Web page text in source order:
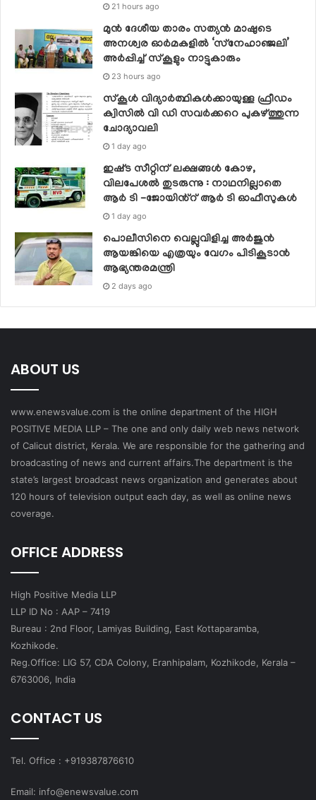
21 hours ago
മുൻ ദേശീയ താരം സത്യൻ മാഷുടെ
അനശ്വര ഓർമകളിൽ ‘സ്‌നേഹാഞ്ജലി’
അർപ്പിച്ച് സ്കൂളും നാട്ടുകാരും
23 hours ago
സ്‌കൂള്‍ വിദ്യാര്‍ത്ഥികള്‍ക്കായുള്ള ഫ്രീഡം
ക്വിസില്‍ വി ഡി സവര്‍ക്കറെ പുകഴ്ത്തുന്ന
ചോദ്യാവലി
1 day ago
ഇഷ്‌ട സീറ്റിന് ലക്ഷങ്ങൾ കോഴ,
വിലപേശൽ തുടരുന്നു : നാഥനില്ലാതെ
ആർ ടി -ജോയിൻ്റ് ആർ ടി ഓഫീസുകൾ
1 day ago
പൊലീസിനെ വെല്ലുവിളിച്ച അര്‍ജുന്‍
ആയങ്കിയെ എത്രയും വേഗം പിടികൂടാന്‍
ആഭ്യന്തരമന്ത്രി
2 days ago
ABOUT US
www.enewsvalue.com is the online department of the HIGH
POSITIVE MEDIA LLP – The one and only daily web news network
of Calicut district, Kerala. We are responsible for the gathering and
broadcasting of news and current affairs.The department is the
state’s largest broadcast news organization and generates about
120 hours of television output each day, as well as online news
coverage.
OFFICE ADDRESS
High Positive Media LLP
LLP ID No : AAP – 7419
Bureau : 2nd Floor, Lamiyas Building, East Kottaparamba,
Kozhikode.
Reg.Office: LIG 57, CDA Colony, Eranhipalam, Kozhikode, Kerala –
6763006, India
CONTACT US
Tel. Office : +919387876610
Email: info@enewsvalue.com